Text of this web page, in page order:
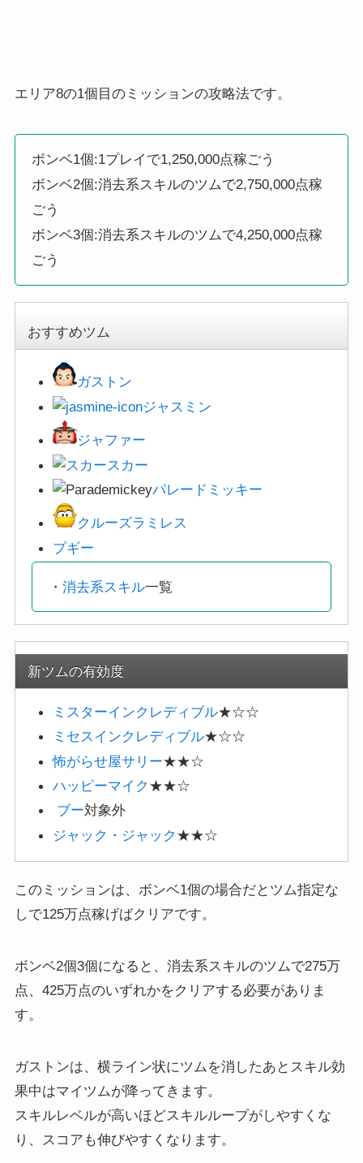
エリア8の1個目のミッションの攻略法です。
ボンベ1個:1プレイで1,250,000点稼ごう
ボンベ2個:消去系スキルのツムで2,750,000点稼
ごう
ボンベ3個:消去系スキルのツムで4,250,000点稼
ごう
おすすめツム
ガストン
ジャスミン
ジャファー
スカー
パレードミッキー
クルーズラミレス
プギー
・ 消去系スキル一覧
新ツムの有効度
ミスターインクレディブル★☆☆
ミセスインクレディブル★☆☆
怖がらせ屋サリー★★☆
ハッピーマイク ★★☆
ブー対象外
ジャック・ジャック ★★☆
このミッションは、ボンベ1個の場合だとツム指定な
しで125万点稼げばクリアです。
ボンベ2個3個になると、消去系スキルのツムで275万
点、425万点のいずれかをクリアする必要がありま
す。
ガストンは、横ライン状にツムを消したあとスキル効
果中はマイツムが降ってきます。
スキルレベルが高いほどスキルループがしやすくな
り、スコアも伸びやすくなります。